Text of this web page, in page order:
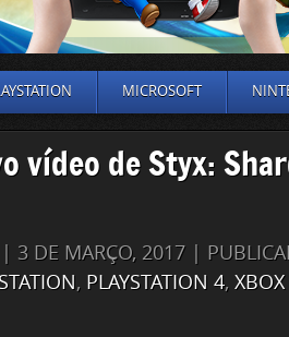
MICROSOFT
vídeo de Styx:
| 3 DE MARÇO, 2017 |
, PLAYSTATION 4,